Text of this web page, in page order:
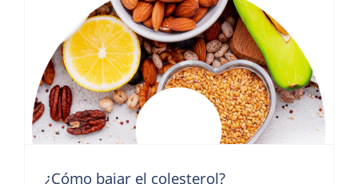
¿Cómo bajar el colesterol?